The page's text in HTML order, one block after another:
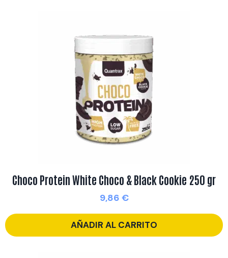
Choco Protein White Choco & Black Cookie 250 gr
9,86 €
AÑADIR AL CARRITO